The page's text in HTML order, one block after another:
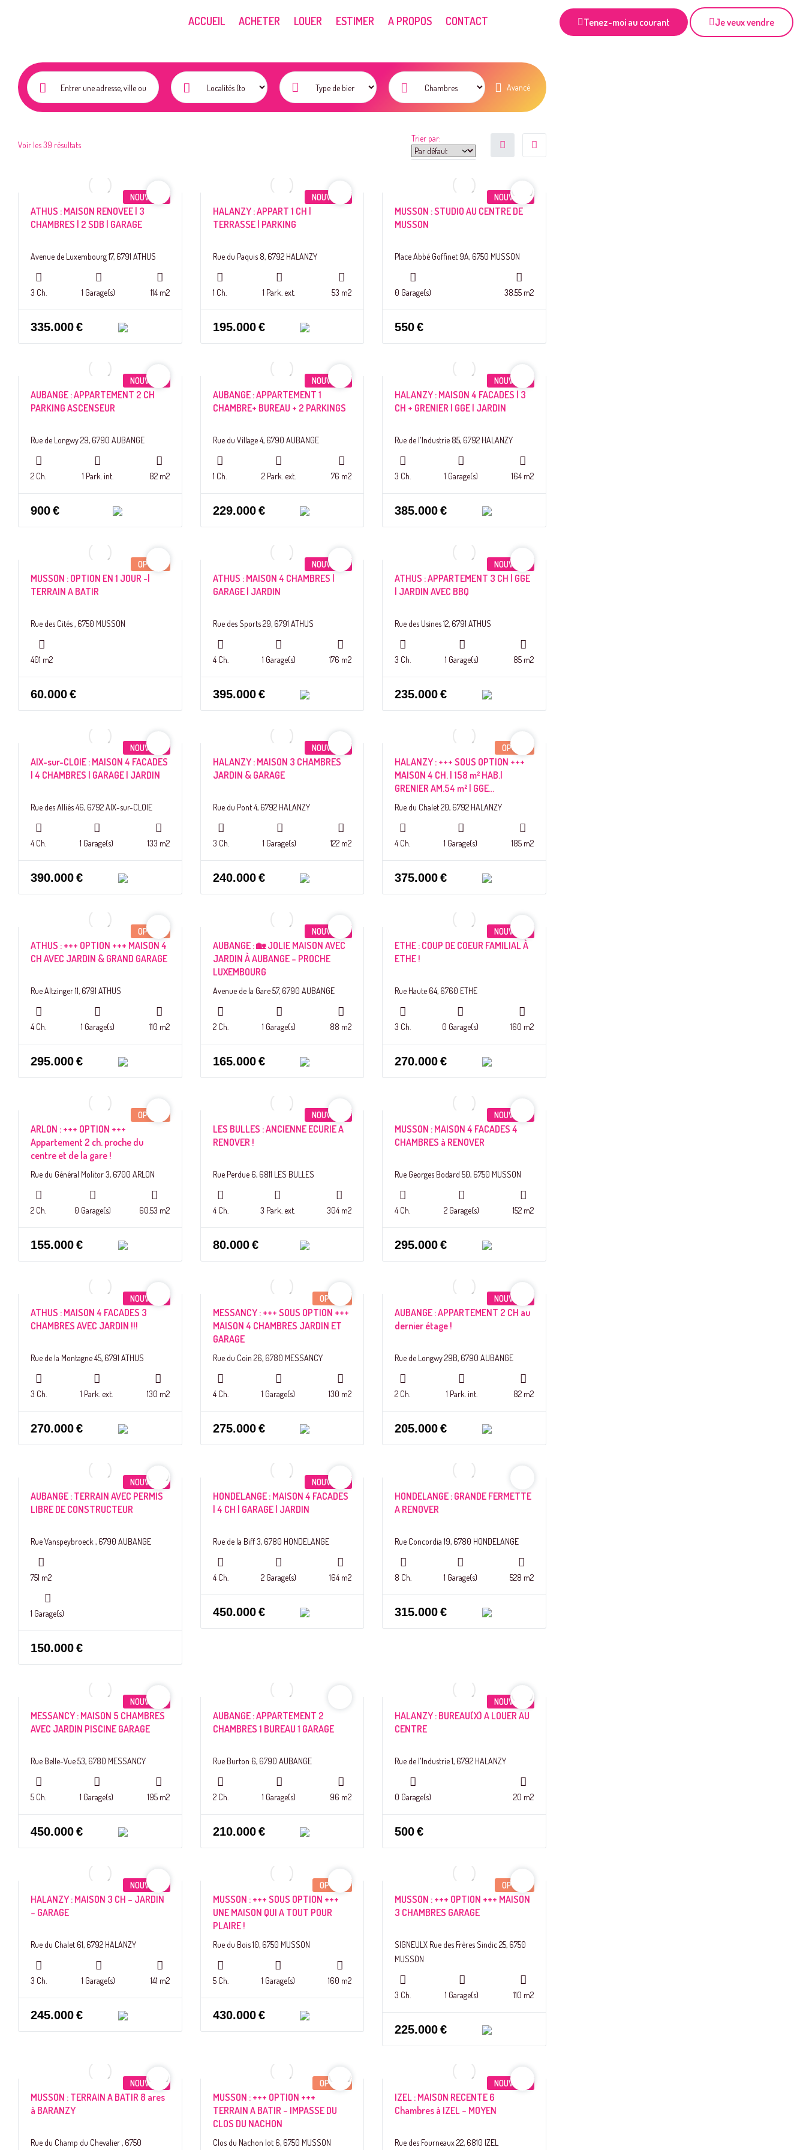
ACCUEIL ACHETER LOUER ESTIMER A PROPOS CONTACT Tenez-moi au courant Je veux vendre
Avancé
Voir les 39 résultats
Trier par:
NOUVEAU
ATHUS : MAISON RENOVEE | 3
CHAMBRES | 2 SDB | GARAGE
Avenue de Luxembourg 17, 6791 ATHUS
3 Ch. 1 Garage(s) 114 m2
335.000€
NOUVEAU
HALANZY : APPART 1 CH |
TERRASSE | PARKING
Rue du Paquis 8, 6792 HALANZY
1 Ch. 1 Park. ext. 53 m2
195.000 €
NOUVEAU
MUSSON : STUDIO AU CENTRE DE
MUSSON
Place Abbé Goffinet 9A, 6750 MUSSON
0 Garage(s) 38.55 m2
550€
NOUVEAU
AUBANGE : APPARTEMENT 2 CH
PARKING ASCENSEUR
Rue de Longwy 29, 6790 AUBANGE
2 Ch. 1 Park. int. 82 m2
900€
NOUVEAU
AUBANGE : APPARTEMENT 1
CHAMBRE+ BUREAU + 2 PARKINGS
Rue du Village 4, 6790 AUBANGE
1 Ch. 2 Park. ext. 76 m2
229.000 €
NOUVEAU
HALANZY : MAISON 4 FACADES | 3
CH + GRENIER | GGE | JARDIN
Rue de l'Industrie 85, 6792 HALANZY
3 Ch. 1 Garage(s) 164 m2
385.000€
OPTION
MUSSON : OPTION EN 1 JOUR -|
TERRAIN A BATIR
Rue des Cités , 6750 MUSSON
401 m2
60.000€
NOUVEAU
ATHUS : MAISON 4 CHAMBRES |
GARAGE | JARDIN
Rue des Sports 29, 6791 ATHUS
4 Ch. 1 Garage(s) 176 m2
395.000 €
NOUVEAU
ATHUS : APPARTEMENT 3 CH | GGE
| JARDIN AVEC BBQ
Rue des Usines 12, 6791 ATHUS
3 Ch. 1 Garage(s) 85 m2
235.000€
NOUVEAU
AIX-sur-CLOIE : MAISON 4 FACADES
| 4 CHAMBRES | GARAGE | JARDIN
Rue des Alliés 46, 6792 AIX-sur-CLOIE
4 Ch. 1 Garage(s) 133 m2
390.000€
NOUVEAU
HALANZY : MAISON 3 CHAMBRES
JARDIN & GARAGE
Rue du Pont 4, 6792 HALANZY
3 Ch. 1 Garage(s) 122 m2
240.000 €
OPTION
HALANZY : +++ SOUS OPTION +++
MAISON 4 CH. | 158 m² HAB.|
GRENIER AM.54 m² | GGE...
Rue du Chalet 20, 6792 HALANZY
4 Ch. 1 Garage(s) 185 m2
375.000€
OPTION
ATHUS : +++ OPTION +++ MAISON 4
CH AVEC JARDIN & GRAND GARAGE
Rue Altzinger 11, 6791 ATHUS
4 Ch. 1 Garage(s) 110 m2
295.000€
NOUVEAU
AUBANGE : 🏡 JOLIE MAISON AVEC
JARDIN À AUBANGE – PROCHE
LUXEMBOURG
Avenue de la Gare 57, 6790 AUBANGE
2 Ch. 1 Garage(s) 88 m2
165.000 €
NOUVEAU
ETHE : COUP DE COEUR FAMILIAL À
ETHE !
Rue Haute 64, 6760 ETHE
3 Ch. 0 Garage(s) 160 m2
270.000€
OPTION
ARLON : +++ OPTION +++
Appartement 2 ch. proche du
centre et de la gare !
Rue du Général Molitor 3, 6700 ARLON
2 Ch. 0 Garage(s) 60.53 m2
155.000€
NOUVEAU
LES BULLES : ANCIENNE ECURIE A
RENOVER !
Rue Perdue 6, 6811 LES BULLES
4 Ch. 3 Park. ext. 304 m2
80.000 €
NOUVEAU
MUSSON : MAISON 4 FACADES 4
CHAMBRES à RENOVER
Rue Georges Bodard 50, 6750 MUSSON
4 Ch. 2 Garage(s) 152 m2
295.000€
NOUVEAU
ATHUS : MAISON 4 FACADES 3
CHAMBRES AVEC JARDIN !!!
Rue de la Montagne 45, 6791 ATHUS
3 Ch. 1 Park. ext. 130 m2
270.000€
OPTION
MESSANCY : +++ SOUS OPTION +++
MAISON 4 CHAMBRES JARDIN ET
GARAGE
Rue du Coin 26, 6780 MESSANCY
4 Ch. 1 Garage(s) 130 m2
275.000 €
NOUVEAU
AUBANGE : APPARTEMENT 2 CH au
dernier étage !
Rue de Longwy 29B, 6790 AUBANGE
2 Ch. 1 Park. int. 82 m2
205.000€
NOUVEAU
AUBANGE : TERRAIN AVEC PERMIS
LIBRE DE CONSTRUCTEUR
Rue Vanspeybroeck , 6790 AUBANGE
751 m2
1 Garage(s)
150.000€
NOUVEAU
HONDELANGE : MAISON 4 FACADES
| 4 CH | GARAGE | JARDIN
Rue de la Biff 3, 6780 HONDELANGE
4 Ch. 2 Garage(s) 164 m2
450.000 €
HONDELANGE : GRANDE FERMETTE
A RENOVER
Rue Concordia 19, 6780 HONDELANGE
8 Ch. 1 Garage(s) 528 m2
315.000€
NOUVEAU
MESSANCY : MAISON 5 CHAMBRES
AVEC JARDIN PISCINE GARAGE
Rue Belle-Vue 53, 6780 MESSANCY
5 Ch. 1 Garage(s) 195 m2
450.000€
AUBANGE : APPARTEMENT 2
CHAMBRES 1 BUREAU 1 GARAGE
Rue Burton 6, 6790 AUBANGE
2 Ch. 1 Garage(s) 96 m2
210.000 €
NOUVEAU
HALANZY : BUREAU(X) A LOUER AU
CENTRE
Rue de l'Industrie 1, 6792 HALANZY
0 Garage(s) 20 m2
500€
NOUVEAU
HALANZY : MAISON 3 CH – JARDIN
– GARAGE
Rue du Chalet 61, 6792 HALANZY
3 Ch. 1 Garage(s) 141 m2
245.000€
OPTION
MUSSON : +++ SOUS OPTION +++
UNE MAISON QUI A TOUT POUR
PLAIRE !
Rue du Bois 10, 6750 MUSSON
5 Ch. 1 Garage(s) 160 m2
430.000 €
OPTION
MUSSON : +++ OPTION +++ MAISON
3 CHAMBRES GARAGE
SIGNEULX Rue des Frères Sindic 25, 6750
MUSSON
3 Ch. 1 Garage(s) 110 m2
225.000€
NOUVEAU
MUSSON : TERRAIN A BATIR 8 ares
à BARANZY
Rue du Champ du Chevalier , 6750
OPTION
MUSSON : +++ OPTION +++
TERRAIN A BATIR – IMPASSE DU
CLOS DU NACHON
Clos du Nachon lot 6, 6750 MUSSON
NOUVEAU
IZEL : MAISON RECENTE 6
Chambres à IZEL – MOYEN
Rue des Fourneaux 22, 6810 IZEL